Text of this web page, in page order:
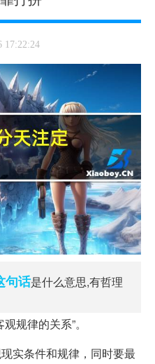
17:22:24
句话是什么意思,有哲理
规律的关系”。
实条件和规律，同时要最